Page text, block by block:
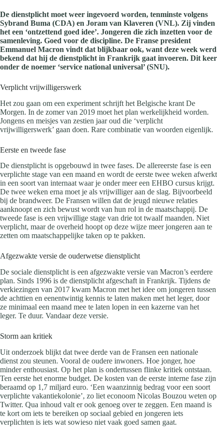
De dienstplicht moet weer ingevoerd worden, tenminste volgens
Sybrand Buma (CDA) en Joram van Klaveren (VNL). Zij vinden
het een ‘ontzettend goed idee’. Jongeren die zich inzetten voor de
samenleving. Goed voor de discipline. De Franse president
Emmanuel Macron vindt dat blijkbaar ook, want deze week werd
bekend dat hij de dienstplicht in Frankrijk gaat invoeren. Dit keer
onder de noemer ‘service national universal’ (SNU).
Verplicht vrijwilligerswerk
Het zou gaan om een experiment schrijft het Belgische krant De
Morgen. In de zomer van 2019 moet het plan werkelijkheid worden.
Jongens en meisjes van zestien jaar oud die ‘verplicht
vrijwilligerswerk’ gaan doen. Rare combinatie van woorden eigenlijk.
Eerste en tweede fase
De dienstplicht is opgebouwd in twee fases. De allereerste fase is een
verplichte stage van een maand en wordt de eerste twee weken afwerkt
in een soort van internaat waar je onder meer een EHBO cursus krijgt.
De twee weken erna moet je als vrijwilliger aan de slag. Bijvoorbeeld
bij de brandweer. De Fransen willen dat de jeugd nieuwe relaties
aanknoopt en zich bewust wordt van hun rol in de maatschappij. De
tweede fase is een vrijwillige stage van drie tot twaalf maanden. Niet
verplicht, maar de overheid hoopt op deze wijze meer jongeren aan te
zetten om maatschappelijke taken op te pakken.
Afgezwakte versie de ouderwetse dienstplicht
De sociale dienstplicht is een afgezwakte versie van Macron’s eerdere
plan. Sinds 1996 is de dienstplicht afgeschaft in Frankrijk. Tijdens de
verkiezingen van 2017 kwam Macron met het idee om jongeren tussen
de achttien en eenentwintig kennis te laten maken met het leger, door
ze minimaal een maand mee te laten lopen in een kazerne van het
leger. Te duur. Vandaar deze versie.
Storm aan kritiek
Uit onderzoek blijkt dat twee derde van de Fransen een nationale
dienst zou steunen. Vooral de oudere inwoners. Hoe jonger, hoe
minder enthousiast. Op het plan is ondertussen flinke kritiek ontstaan.
Ten eerste het enorme budget. De kosten van de eerste interne fase zijn
beraamd op 1,7 miljard euro. ‘Een waanzinnig bedrag voor een soort
verplichte vakantiekolonie’, zo liet econoom Nicolas Bouzou weten op
Twitter. Qua inhoud valt er ook genoeg over te zeggen. Een maand is
te kort om iets te bereiken op sociaal gebied en jongeren iets
verplichten is iets wat sowieso niet vaak goed samen gaat.